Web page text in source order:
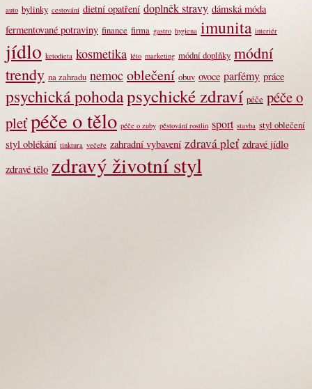
auto bylinky cestování dietní opatření doplněk stravy dámská móda
fermentované potraviny finance firma gastro hygiena imunita interiér
jídlo ketodieta kosmetika léto marketing módní doplňky módní
trendy na zahradu nemoc oblečení obuv ovoce parfémy práce
psychická pohodapsychické zdraví péče péče o
pleťpéče o tělo péče o zuby pěstování rostlin sport stavba styl oblečení
styl oblékání tinktura večeře zahradní vybavení zdravá pleť zdravé jídlo
zdravé tělo zdravý životní styl